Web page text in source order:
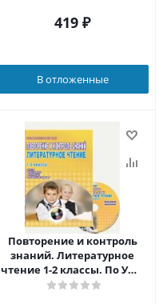
методическими
419 ₽
В отложенные
Повторение и контроль
знаний. Литературное
чтение 1-2 классы. По УМК
"Школа 2100"